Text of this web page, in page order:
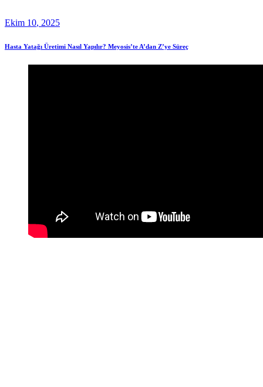
Ekim 10, 2025
Hasta Yatağı Üretimi Nasıl Yapılır? Meyosis’te A’dan Z’ye Süreç